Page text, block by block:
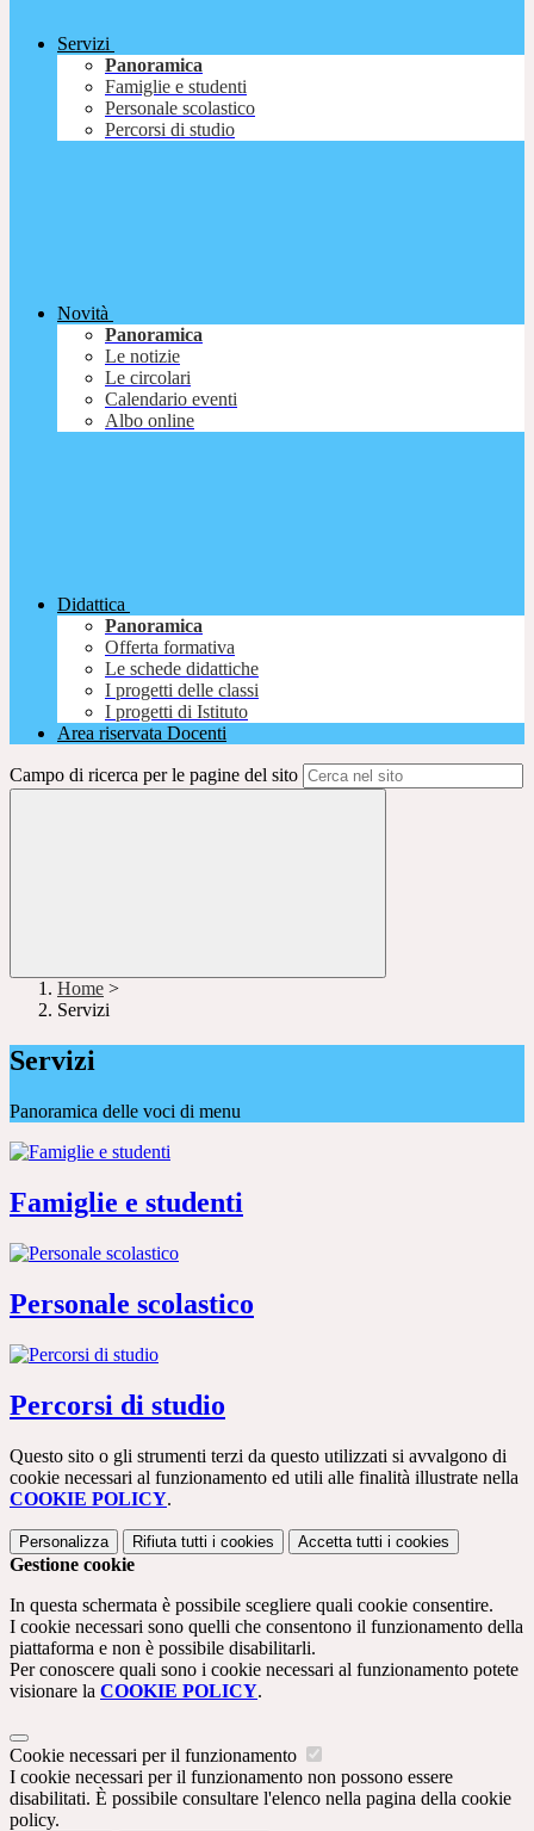
Servizi
Panoramica
Famiglie e studenti
Personale scolastico
Percorsi di studio
Novità
Panoramica
Le notizie
Le circolari
Calendario eventi
Albo online
Didattica
Panoramica
Offerta formativa
Le schede didattiche
I progetti delle classi
I progetti di Istituto
Area riservata Docenti
Campo di ricerca per le pagine del sito
Home >
Servizi
Servizi
Panoramica delle voci di menu
Famiglie e studenti
Personale scolastico
Percorsi di studio
Questo sito o gli strumenti terzi da questo utilizzati si avvalgono di
cookie necessari al funzionamento ed utili alle finalità illustrate nella
COOKIE POLICY.
Personalizza Rifiuta tutti i cookies Accetta tutti i cookies
Gestione cookie
In questa schermata è possibile scegliere quali cookie consentire.
I cookie necessari sono quelli che consentono il funzionamento della
piattaforma e non è possibile disabilitarli.
Per conoscere quali sono i cookie necessari al funzionamento potete
visionare la COOKIE POLICY.
Cookie necessari per il funzionamento
I cookie necessari per il funzionamento non possono essere
disabilitati. È possibile consultare l'elenco nella pagina della cookie
policy.